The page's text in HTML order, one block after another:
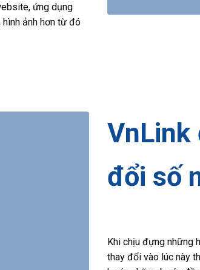
ứng dụng
ảnh hơn từ đó
VnLink
đổi số
Khi chịu đựng những
thay đổi vào lúc này